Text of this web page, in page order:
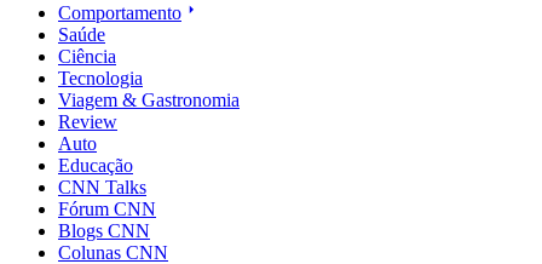
Comportamento
Saúde
Ciência
Tecnologia
Viagem & Gastronomia
Review
Auto
Educação
CNN Talks
Fórum CNN
Blogs CNN
Colunas CNN